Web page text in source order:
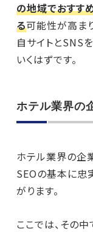
の地域でおすす
る可能性が高ま
自サイトとSNS
いくはずです。
ホテル業界の
ホテル業界の企
SEOの基本に忠
がります。
ここでは、その